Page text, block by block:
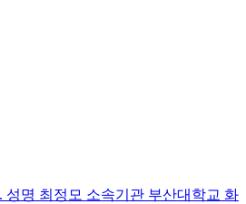
성명 최정모 소속기관 부산대학교 화